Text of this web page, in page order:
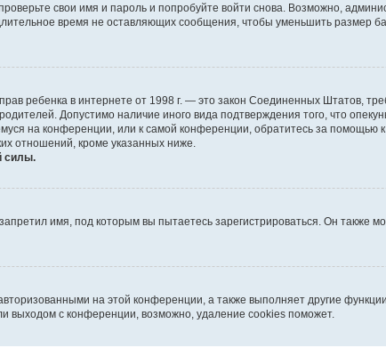
свои имя и пароль и попробуйте войти снова. Возможно,
время не оставляющих сообщения, чтобы уменьшить размер
ребенка в интернете от 1998 г. — это закон Соединенных Штатов,
Допустимо наличие иного вида подтверждения того, что
на конференции, или к самой конференции, обратитесь за помощью
отношений, кроме указанных ниже.
силы.
имя, под которым вы пытаетесь зарегистрироваться. Он также
на этой конференции, а также выполняет другие
выходом с конференции, возможно, удаление cookies поможет.